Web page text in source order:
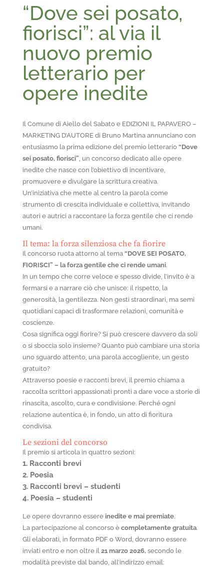
“Dove sei posato,
fiorisci”: al via il
nuovo premio
letterario per
opere inedite
Il Comune di Aiello del Sabatoe EDIZIONI IL PAPAVERO –
MARKETING D’AUTOREdi Bruno Martinaannunciano con
entusiasmo la prima edizione del premio letterario “Dove
sei posato, fiorisci” , un concorso dedicato alle opere
inedite che nasce con l’obiettivo di incentivare,
promuovere e divulgare la scrittura creativa.
Un’iniziativa che mette al centro la parola come
strumento di crescita individuale e collettiva, invitando
autori e autrici a raccontare la forza gentile che ci rende
umani.
Il tema: la forza silenziosa che fa fiorire
Il concorso ruota attorno al tema “DOVE SEI POSATO,
FIORISCI” – la forza gentile che ci rende umani.
In un tempo che corre veloce e spesso divide, l’invito è a
fermarsi e a narrare ciò che unisce: il rispetto, la
generosità, la gentilezza. Non gesti straordinari, ma semi
quotidiani capaci di trasformare relazioni, comunità e
coscienze.
Cosa significa oggi fiorire? Si può crescere davvero da soli
o si sboccia solo insieme? Quanto può cambiare una storia
uno sguardo attento, una parola accogliente, un gesto
gratuito?
Attraverso poesie e racconti brevi, il premio chiama a
raccolta scrittori appassionati pronti a dare voce a storie di
rinascita, ascolto, cura e condivisione. Perché ogni
relazione autentica è, in fondo, un atto di fioritura
condivisa.
Le sezioni del concorso
Il premio si articola in quattro sezioni:
1. Racconti brevi
2. Poesia
3. Racconti brevi – studenti
4. Poesia – studenti
Le opere dovranno essere inedite e mai premiate.
La partecipazione al concorso è completamente gratuita.
Gli elaborati, in formato PDF o Word, dovranno essere
inviati entro e non oltre il 21 marzo 2026, secondo le
modalità previste dal bando, all’indirizzo email: